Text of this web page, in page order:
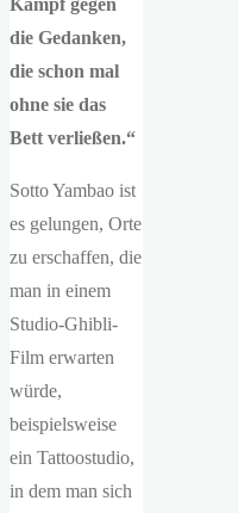
Kampf gegen
die Gedanken,
die schon mal
ohne sie das
Bett verließen.“
Sotto Yambao ist
es gelungen, Orte
zu erschaffen, die
man in einem
Studio-Ghibli-
Film erwarten
würde,
beispielsweise
ein Tattoostudio,
in dem man sich